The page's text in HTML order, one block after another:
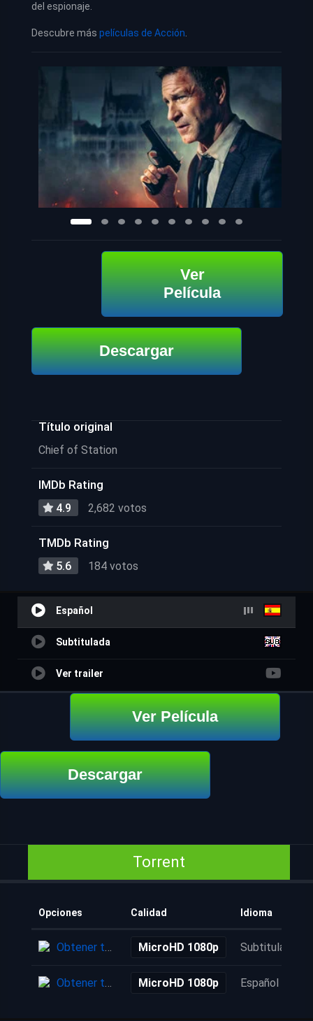
del espionaje.
Descubre más películas de Acción
Ver
Película
Descargar
Título original
Chief of Station
IMDb Rating
4.9 2,682 votos
TMDb Rating
5.6 184 votos
Español
Subtitulada
Ver trailer
Ver Película
Descargar
Torrent
Opciones Calidad Idioma
Obtener torrent MicroHD 1080p Subtitulada
Obtener torrent MicroHD 1080p Español